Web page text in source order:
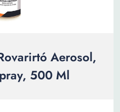
Aerosol,
500 Ml